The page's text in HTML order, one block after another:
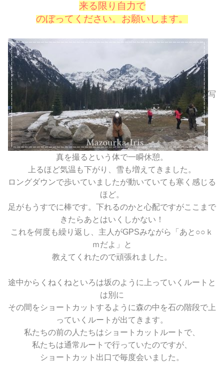
来る限り自力で
のぼってください。お願いします。
写
真を撮るという体で一瞬休憩。
上るほど気温も下がり、雪も増えてきました。
ロングダウンで歩いていましたが動いていても寒く感じる
ほど。
足がもうすでに棒です。下れるのかと心配ですがここまで
きたらあとはいくしかない！
これを何度も繰り返し、主人がGPSみながら「あと○○ｋ
ｍだよ」と
教えてくれたので頑張れました。
途中からくねくねといろは坂のように上っていくルートと
は別に
その間をショートカットするように森の中を石の階段で上
っていくルートが出てきます。
私たちの前の人たちはショートカットルートで、
私たちは通常ルートで行っていたのですが、
ショートカット出口で毎度会いました。